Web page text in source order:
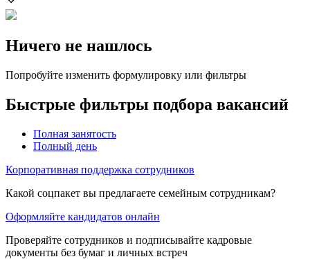
Ничего не нашлось
Попробуйте изменить формулировку или фильтры
Быстрые фильтры подбора вакансий
Полная занятость
Полный день
Корпоративная поддержка сотрудников
Какой соцпакет вы предлагаете семейным сотрудникам?
Оформляйте кандидатов онлайн
Проверяйте сотрудников и подписывайте кадровые
документы без бумаг и личных встреч